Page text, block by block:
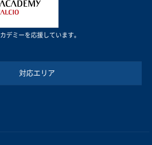
デミーを応援しています。
対応エリア